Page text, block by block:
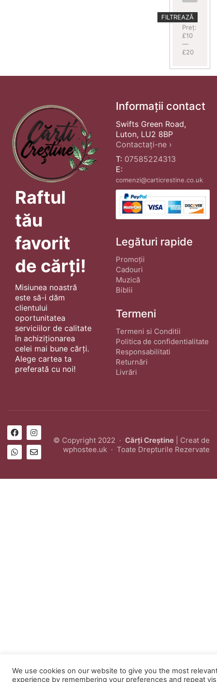
Preț
minim
Preț
maxim
FILTREAZĂ
Preț:
£10
—
£20
Raftul
tău
favorit
de cărți!
Misiunea noastră
este să-i dăm
clientului
oportunitatea
serviciilor de calitate
în achiziționarea
celei mai bune cărți.
Alege cartea ta
preferată cu noi!
Informații contact
Swifts Green Road,
Luton, LU2 8BP
Contactați-ne ›
T: 07585224313
E:
comenzi@carticrestine.co.uk
Legături rapide
Promoții
Cadouri
Muzică
Biblii
Termeni
Termeni si Conditii
Politica de confidentialitate
Responsabilitati
Returnări
Livrări
© Copyright 2022 · Cărți Creștine | Creat de
wphostee.uk · Toate Drepturile Rezervate
We use cookies on our website to give you the most
experience by remembering your preferences and repeat